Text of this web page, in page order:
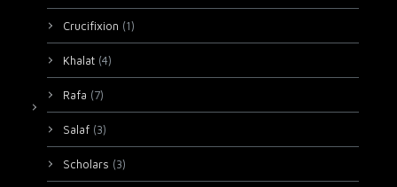
Crucifixion (1)
Khalat (4)
Rafa (7)
Salaf (3)
Scholars (3)